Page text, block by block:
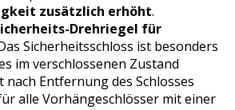
zusätzlich erhöht.
Drehriegel für
Sicherheitsschloss ist besonders
im verschlossenen Zustand
Entfernung des Schlosses
alle Vorhängeschlösser mit einer